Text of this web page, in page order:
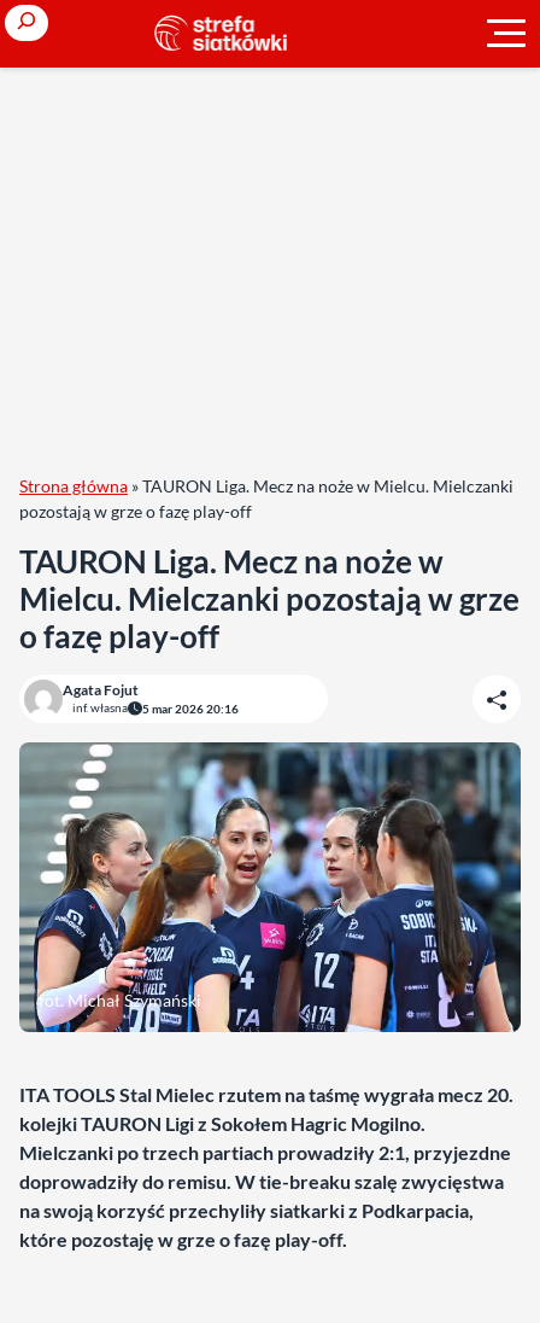
Search
Strona główna »TAURON Liga. Mecz na noże w Mielcu. Mielczanki
pozostają w grze o fazę play-off
TAURON Liga. Mecz na noże w
Mielcu. Mielczanki pozostają w grze
o fazę play-off
Agata Fojut
inf. własna 5 mar 2026 20:16
fot. Michał Szymański
ITA TOOLS Stal Mielec rzutem na taśmę wygrała mecz 20.
kolejki TAURON Ligi z Sokołem Hagric Mogilno.
Mielczanki po trzech partiach prowadziły 2:1, przyjezdne
doprowadziły do remisu. W tie-breaku szalę zwycięstwa
na swoją korzyść przechyliły siatkarki z Podkarpacia,
które pozostaję w grze o fazę play-off.